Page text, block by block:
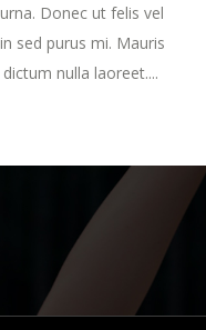
Donec ut felis vel
sed purus mi. Mauris
nulla laoreet....